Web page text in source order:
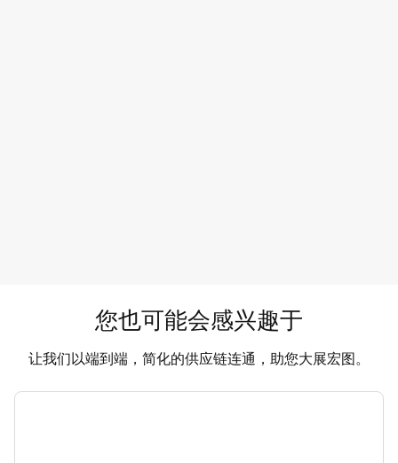
您也可能会感兴趣于
让我们以端到端，简化的供应链连通，助您大展宏图。